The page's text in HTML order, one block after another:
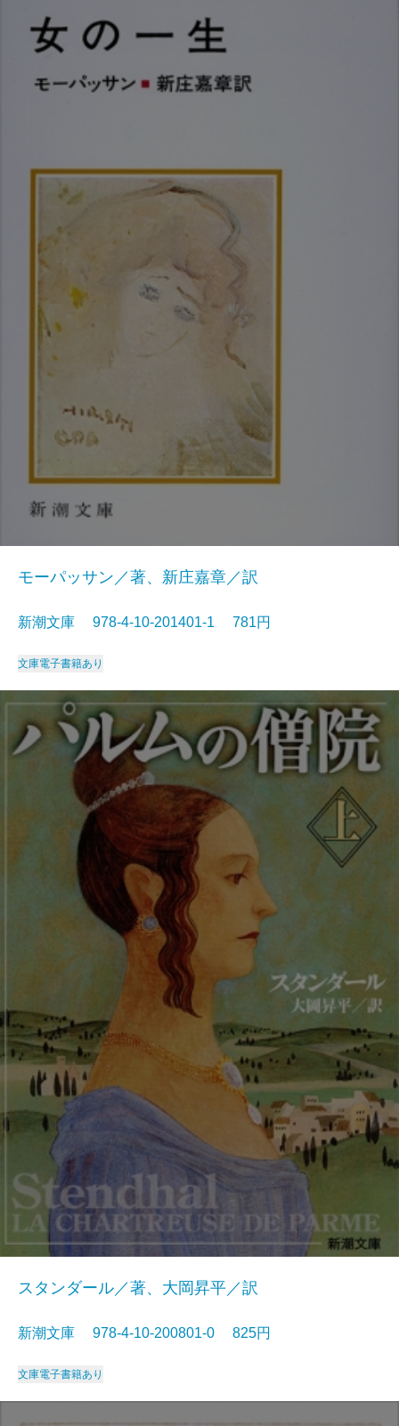
モーパッサン／著、新庄嘉章／訳
新潮文庫 978-4-10-201401-1 781円
文庫電子書籍あり
スタンダール／著、大岡昇平／訳
新潮文庫 978-4-10-200801-0 825円
文庫電子書籍あり